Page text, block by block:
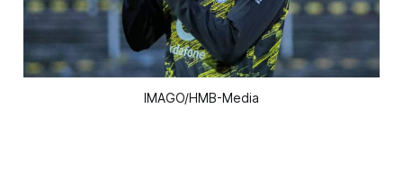
IMAGO/HMB-Media